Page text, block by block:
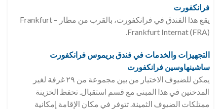
فرانكفورت
يقع هذا الفندق في فرانكفورت، بالقرب من مطار Frankfurt –
Frankfurt Internat (FRA).
التجهيزات والخدمات في فندق بريموس فرانكفورت
ساشينهاوسين فرانكفورت
يمكن للضيوف الاختيار من بين مجموعة من ٢٩ غرفة لغير
المدخنين في هذا المبنى مع قسم استقبال. تحفظ الخزينة
ممتلكات الضيوف الثمينة. تتوفر في مكان الإقامة إمكانية